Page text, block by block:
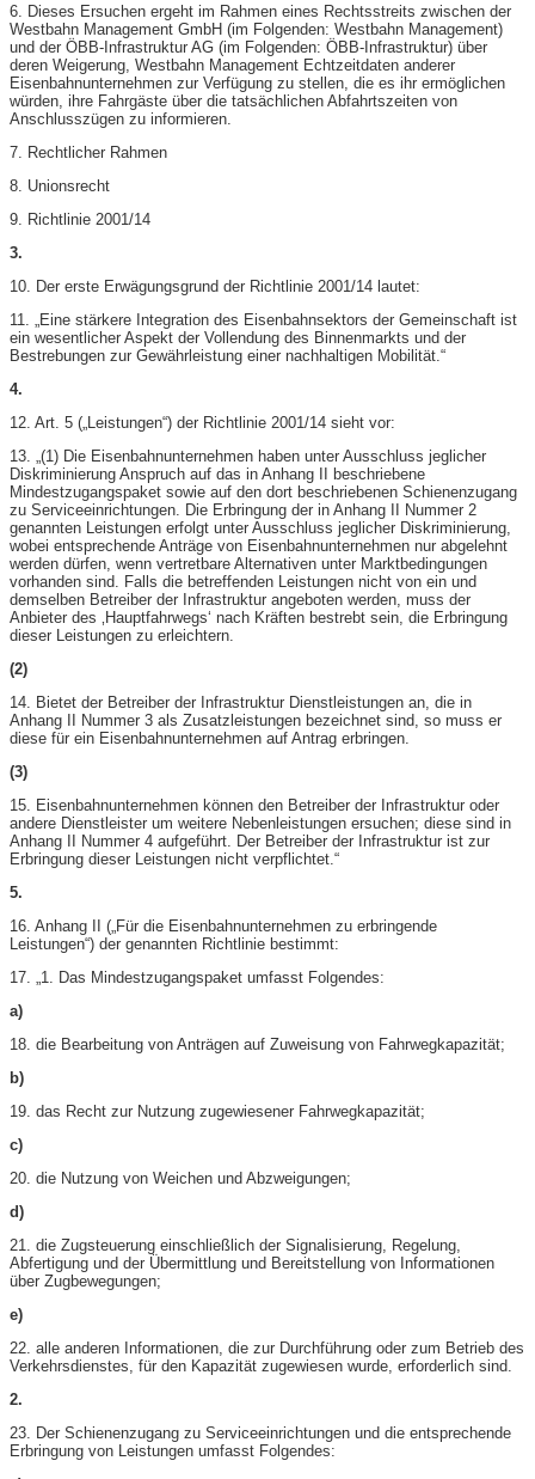
6. Dieses Ersuchen ergeht im Rahmen eines Rechtsstreits zwischen der
Westbahn Management GmbH (im Folgenden: Westbahn Management)
und der ÖBB-​Infrastruktur AG (im Folgenden: ÖBB-​Infrastruktur) über
deren Weigerung, Westbahn Management Echtzeitdaten anderer
Eisenbahnunternehmen zur Verfügung zu stellen, die es ihr ermöglichen
würden, ihre Fahrgäste über die tatsächlichen Abfahrtszeiten von
Anschlusszügen zu informieren.
7. Rechtlicher Rahmen
8. Unionsrecht
9. Richtlinie 2001/14
3.
10. Der erste Erwägungsgrund der Richtlinie 2001/14 lautet:
11. „Eine stärkere Integration des Eisenbahnsektors der Gemeinschaft ist
ein wesentlicher Aspekt der Vollendung des Binnenmarkts und der
Bestrebungen zur Gewährleistung einer nachhaltigen Mobilität.“
4.
12. Art. 5 („Leistungen“) der Richtlinie 2001/14 sieht vor:
13. „(1) Die Eisenbahnunternehmen haben unter Ausschluss jeglicher
Diskriminierung Anspruch auf das in Anhang II beschriebene
Mindestzugangspaket sowie auf den dort beschriebenen Schienenzugang
zu Serviceeinrichtungen. Die Erbringung der in Anhang II Nummer 2
genannten Leistungen erfolgt unter Ausschluss jeglicher Diskriminierung,
wobei entsprechende Anträge von Eisenbahnunternehmen nur abgelehnt
werden dürfen, wenn vertretbare Alternativen unter Marktbedingungen
vorhanden sind. Falls die betreffenden Leistungen nicht von ein und
demselben Betreiber der Infrastruktur angeboten werden, muss der
Anbieter des ‚Hauptfahrwegs‘ nach Kräften bestrebt sein, die Erbringung
dieser Leistungen zu erleichtern.
(2)
14. Bietet der Betreiber der Infrastruktur Dienstleistungen an, die in
Anhang II Nummer 3 als Zusatzleistungen bezeichnet sind, so muss er
diese für ein Eisenbahnunternehmen auf Antrag erbringen.
(3)
15. Eisenbahnunternehmen können den Betreiber der Infrastruktur oder
andere Dienstleister um weitere Nebenleistungen ersuchen; diese sind in
Anhang II Nummer 4 aufgeführt. Der Betreiber der Infrastruktur ist zur
Erbringung dieser Leistungen nicht verpflichtet.“
5.
16. Anhang II („Für die Eisenbahnunternehmen zu erbringende
Leistungen“) der genannten Richtlinie bestimmt:
17. „1. Das Mindestzugangspaket umfasst Folgendes:
a)
18. die Bearbeitung von Anträgen auf Zuweisung von Fahrwegkapazität;
b)
19. das Recht zur Nutzung zugewiesener Fahrwegkapazität;
c)
20. die Nutzung von Weichen und Abzweigungen;
d)
21. die Zugsteuerung einschließlich der Signalisierung, Regelung,
Abfertigung und der Übermittlung und Bereitstellung von Informationen
über Zugbewegungen;
e)
22. alle anderen Informationen, die zur Durchführung oder zum Betrieb des
Verkehrsdienstes, für den Kapazität zugewiesen wurde, erforderlich sind.
2.
23. Der Schienenzugang zu Serviceeinrichtungen und die entsprechende
Erbringung von Leistungen umfasst Folgendes: